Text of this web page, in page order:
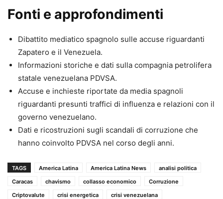
Fonti e approfondimenti
Dibattito mediatico spagnolo sulle accuse riguardanti
Zapatero e il Venezuela.
Informazioni storiche e dati sulla compagnia petrolifera
statale venezuelana PDVSA.
Accuse e inchieste riportate da media spagnoli
riguardanti presunti traffici di influenza e relazioni con il
governo venezuelano.
Dati e ricostruzioni sugli scandali di corruzione che
hanno coinvolto PDVSA nel corso degli anni.
TAGS America Latina America Latina News
analisi politica
Caracas
chavismo collasso economico
Corruzione
Criptovalute
crisi energetica
crisi venezuelana